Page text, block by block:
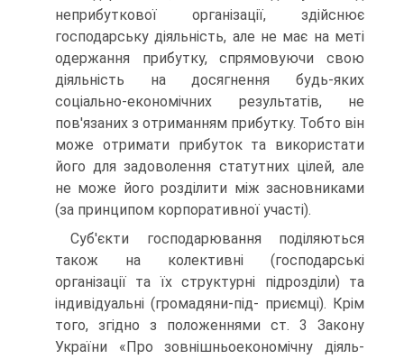
неприбуткової організації, здійснює
господарську діяльність, але не має на меті
одержан­ня прибутку, спрямовуючи свою
діяльність на досяг­нення будь-яких
соціально-економічних результатів, не
пов'язаних з отриманням прибутку. Тобто він
може отримати прибуток та використати
його для задоволення статутних цілей, але
не може його розді­лити між засновниками
(за принципом корпоратив­ної участі).
Суб'єкти господарювання поділяються
також на колективні (господарські
організації та їх струк­турні підрозділи) та
індивідуальні (громадяни-під- приємці). Крім
того, згідно з положеннями ст. 3 Закону
України «Про зовнішньоекономічну діяль­